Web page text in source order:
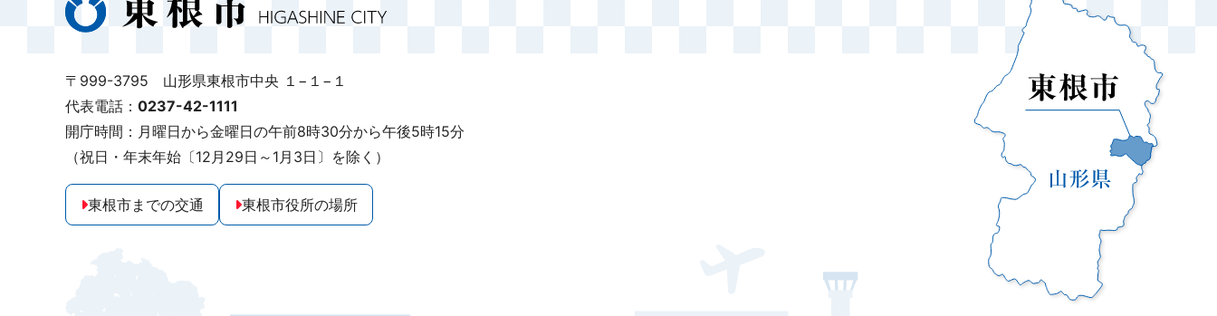
〒999-3795 山形県東根市中央 １−１−１
代表電話： 0237-42-1111
開庁時間：月曜日から金曜日の午前8時30分から午後5時15分
（祝日・年末年始〔12月29日～1月3日〕を除く）
東根市までの交通 東根市役所の場所